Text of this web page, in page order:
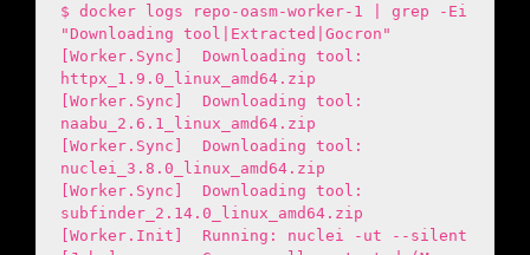
$ docker logs repo-oasm-worker-1 | grep -Ei
"Downloading tool|Extracted|Gocron"
[Worker.Sync]  Downloading tool:
httpx_1.9.0_linux_amd64.zip
[Worker.Sync]  Downloading tool:
naabu_2.6.1_linux_amd64.zip
[Worker.Sync]  Downloading tool:
nuclei_3.8.0_linux_amd64.zip
[Worker.Sync]  Downloading tool:
subfinder_2.14.0_linux_amd64.zip
[Worker.Init]  Running: nuclei -ut --silent